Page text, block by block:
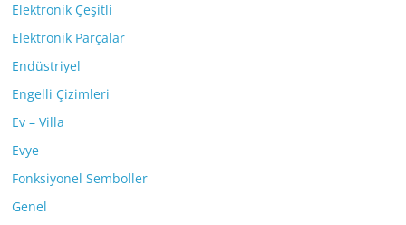
Elektronik Çeşitli
Elektronik Parçalar
Endüstriyel
Engelli Çizimleri
Ev – Villa
Evye
Fonksiyonel Semboller
Genel